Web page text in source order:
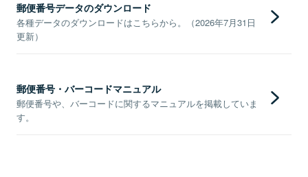
郵便番号データのダウンロード
各種データのダウンロードはこちらから。（2026年7月31日
更新）
郵便番号・バーコードマニュアル
郵便番号や、バーコードに関するマニュアルを掲載していま
す。